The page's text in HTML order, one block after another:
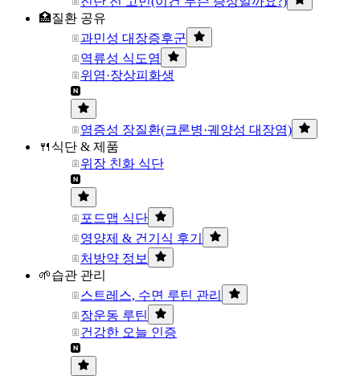
🏥질환 공유
과민성 대장증후군
역류성 식도염
위염·장상피화생
염증성 장질환(크론병·궤양성 대장염)
🍴식단 & 제품
위장 친화 식단
포드맵 식단
영양제 & 건기식 후기
처방약 정보
🌱습관 관리
스트레스, 수면 루틴 관리
장운동 루틴
건강한 오늘 인증